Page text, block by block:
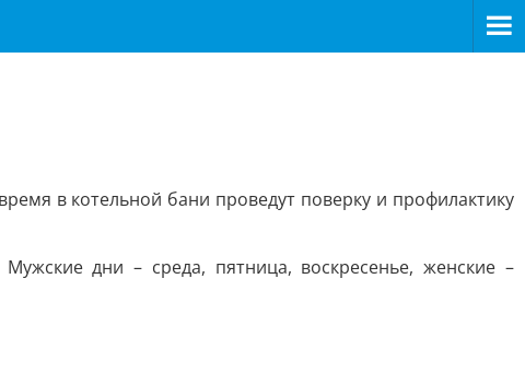
в котельной бани проведут поверку и профилактику
дни – среда, пятница, воскресенье, женские –